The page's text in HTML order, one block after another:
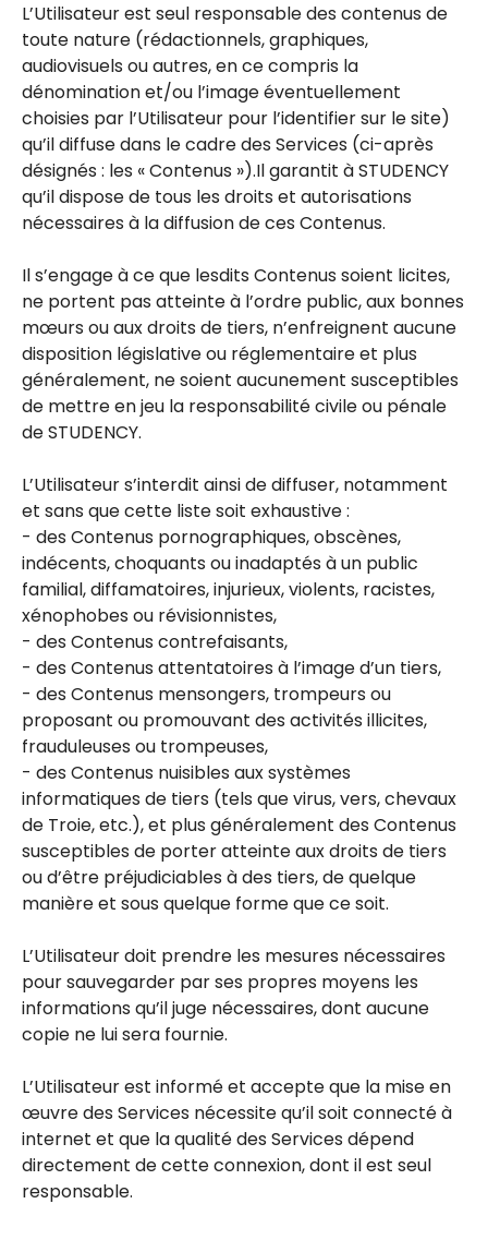
L’Utilisateur est seul responsable des contenus de
toute nature (rédactionnels, graphiques,
audiovisuels ou autres, en ce compris la
dénomination et/ou l’image éventuellement
choisies par l’Utilisateur pour l’identifier sur le site)
qu’il diffuse dans le cadre des Services (ci-après
désignés : les « Contenus »).Il garantit à STUDENCY
qu’il dispose de tous les droits et autorisations
nécessaires à la diffusion de ces Contenus.
Il s’engage à ce que lesdits Contenus soient licites,
ne portent pas atteinte à l’ordre public, aux bonnes
mœurs ou aux droits de tiers, n’enfreignent aucune
disposition législative ou réglementaire et plus
généralement, ne soient aucunement susceptibles
de mettre en jeu la responsabilité civile ou pénale
de STUDENCY.
L’Utilisateur s’interdit ainsi de diffuser, notamment
et sans que cette liste soit exhaustive :
- des Contenus pornographiques, obscènes,
indécents, choquants ou inadaptés à un public
familial, diffamatoires, injurieux, violents, racistes,
xénophobes ou révisionnistes,
- des Contenus contrefaisants,
- des Contenus attentatoires à l’image d’un tiers,
- des Contenus mensongers, trompeurs ou
proposant ou promouvant des activités illicites,
frauduleuses ou trompeuses,
- des Contenus nuisibles aux systèmes
informatiques de tiers (tels que virus, vers, chevaux
de Troie, etc.), et plus généralement des Contenus
susceptibles de porter atteinte aux droits de tiers
ou d’être préjudiciables à des tiers, de quelque
manière et sous quelque forme que ce soit.
L’Utilisateur doit prendre les mesures nécessaires
pour sauvegarder par ses propres moyens les
informations qu’il juge nécessaires, dont aucune
copie ne lui sera fournie.
L’Utilisateur est informé et accepte que la mise en
œuvre des Services nécessite qu’il soit connecté à
internet et que la qualité des Services dépend
directement de cette connexion, dont il est seul
responsable.